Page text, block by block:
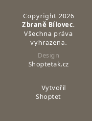
Copyright 2026
Zbraně Bílovec.
Všechna práva
vyhrazena.
Design
Shoptetak.cz
Vytvořil
Shoptet